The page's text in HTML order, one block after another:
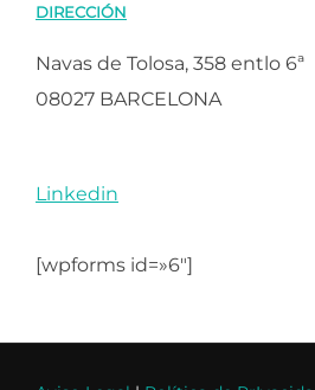
DIRECCIÓN
Navas de Tolosa, 358 entlo 6ª
08027 BARCELONA
Linkedin
[wpforms id=»6″]